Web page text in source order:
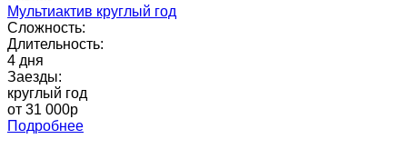
Мультиактив круглый год
Сложность:
Длительность:
4 дня
Заезды:
круглый год
от 31 000p
Подробнее